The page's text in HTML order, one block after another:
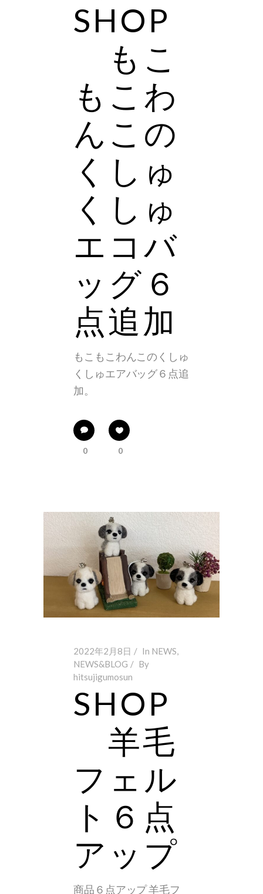
SHOP
もこ
もこわ
んこの
くしゅ
くしゅ
エコバ
ッグ６
点追加
もこもこわんこのくしゅ
くしゅエアバッグ６点追
加。
0 0
2022年2月8日 In NEWS,
NEWS&BLOG
By
hitsujigumosun
SHOP
羊毛
フェル
ト６点
アップ
商品６点アップ 羊毛フ